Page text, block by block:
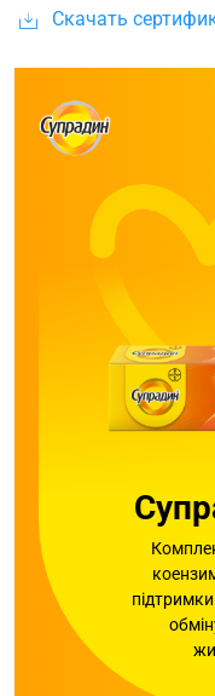
Скачать
підтримки